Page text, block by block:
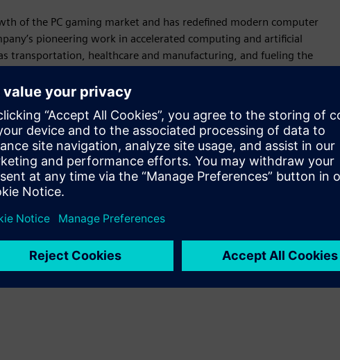
of the PC gaming market and has redefined modern computer
pioneering work in accelerated computing and artificial
transportation, healthcare and manufacturing, and fueling the